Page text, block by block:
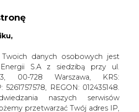
WIELKOŚĆ TEKSTU A A
ZALOGUJ SIĘ
Twoich danych osobowych jest
S.A z siedzibą przy ul.
00-728 Warszawa, KRS:
REGON: 012435148.
naszych serwisów
przetwarzać Twój adres IP,